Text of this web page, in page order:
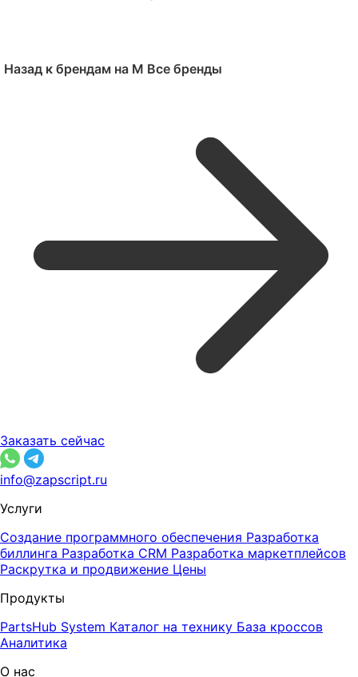
Назад к брендам на M Все бренды
Заказать сейчас
info@zapscript.ru
Услуги
Создание программного обеспечения Разработка
биллинга Разработка CRM Разработка маркетплейсов
Раскрутка и продвижение Цены
Продукты
PartsHub System Каталог на технику База кроссов
Аналитика
О нас